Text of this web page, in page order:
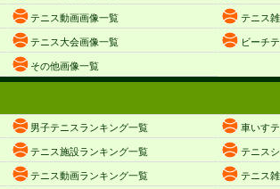
テニス動画画像一覧 テニス
テニス大会画像一覧 ビーチ
その他画像一覧
男子テニスランキング一覧 車いす
テニス施設ランキング一覧 テニス
テニス動画ランキング一覧 テニス